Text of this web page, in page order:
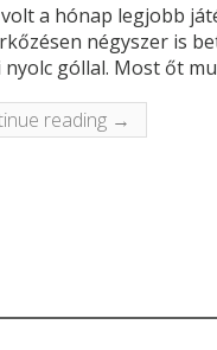
a hónap legjobb
négyszer is
góllal. Most őt
reading →